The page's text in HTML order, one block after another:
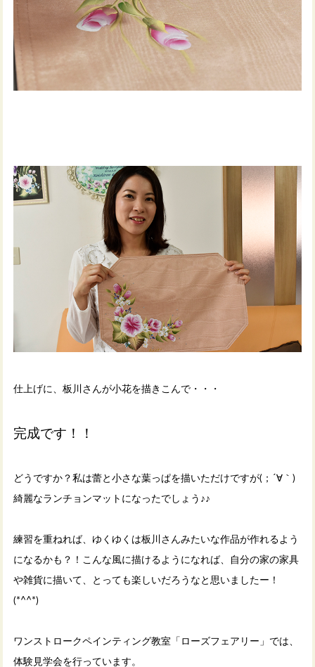
仕上げに、板川さんが小花を描きこんで・・・
完成です！！
どうですか？私は蕾と小さな葉っぱを描いただけですが(；´∀｀)
綺麗なランチョンマットになったでしょう♪♪
練習を重ねれば、ゆくゆくは板川さんみたいな作品が作れるよう
になるかも？！こんな風に描けるようになれば、自分の家の家具
や雑貨に描いて、とっても楽しいだろうなと思いましたー！
(*^^*)
ワンストロークペインティング教室「ローズフェアリー」では、
体験見学会を行っています。